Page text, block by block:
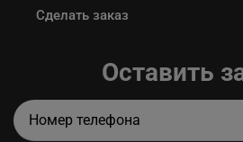
Сделать заказ
Оставить